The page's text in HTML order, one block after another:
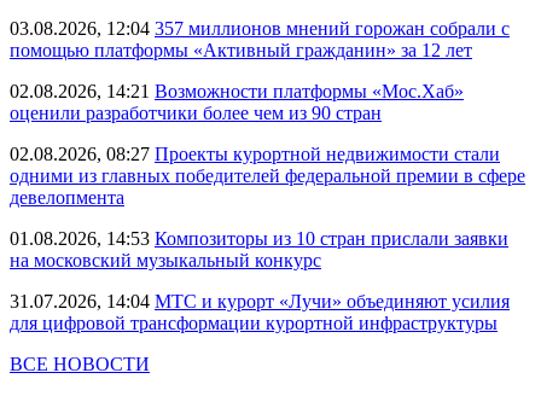
03.08.2026, 12:04 357 миллионов мнений горожан собрали с
помощью платформы «Активный гражданин» за 12 лет
02.08.2026, 14:21 Возможности платформы «Мос.Хаб»
оценили разработчики более чем из 90 стран
02.08.2026, 08:27 Проекты курортной недвижимости стали
одними из главных победителей федеральной премии в сфере
девелопмента
01.08.2026, 14:53 Композиторы из 10 стран прислали заявки
на московский музыкальный конкурс
31.07.2026, 14:04 МТС и курорт «Лучи» объединяют усилия
для цифровой трансформации курортной инфраструктуры
ВСЕ НОВОСТИ